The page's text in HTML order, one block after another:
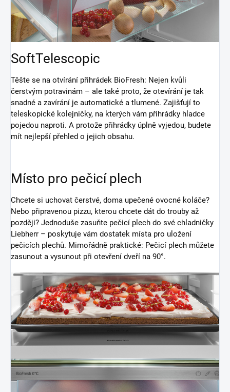
SoftTelescopic
Těšte se na otvírání přihrádek BioFresh: Nejen kvůli
čerstvým potravinám – ale také proto, že otevírání je tak
snadné a zavírání je automatické a tlumené. Zajišťují to
teleskopické kolejničky, na kterých vám přihrádky hladce
pojedou naproti. A protože přihrádky úplně vyjedou, budete
mít nejlepší přehled o jejich obsahu.
Místo pro pečicí plech
Chcete si uchovat čerstvé, doma upečené ovocné koláče?
Nebo připravenou pizzu, kterou chcete dát do trouby až
později? Jednoduše zasuňte pečicí plech do své chladničky
Liebherr – poskytuje vám dostatek místa pro uložení
pečicích plechů. Mimořádně praktické: Pečicí plech můžete
zasunout a vysunout při otevření dveří na 90°.